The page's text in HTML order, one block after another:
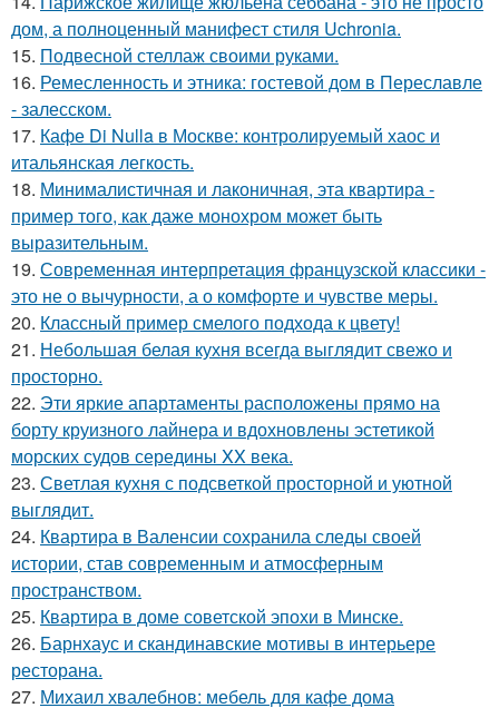
дом, а полноценный манифест стиля Uchronia.
15. Подвесной стеллаж своими руками.
16. Ремесленность и этника: гостевой дом в Переславле
- залесском.
17. Кафе Di Nulla в Москве: контролируемый хаос и
итальянская легкость.
18. Минималистичная и лаконичная, эта квартира -
пример того, как даже монохром может быть
выразительным.
19. Современная интерпретация французской классики -
это не о вычурности, а о комфорте и чувстве меры.
20. Классный пример смелого подхода к цвету!
21. Небольшая белая кухня всегда выглядит свежо и
просторно.
22. Эти яркие апартаменты расположены прямо на
борту круизного лайнера и вдохновлены эстетикой
морских судов середины XX века.
23. Светлая кухня с подсветкой просторной и уютной
выглядит.
24. Квартира в Валенсии сохранила следы своей
истории, став современным и атмосферным
пространством.
25. Квартира в доме советской эпохи в Минске.
26. Барнхаус и скандинавские мотивы в интерьере
ресторана.
27. Михаил хвалебнов: мебель для кафе дома